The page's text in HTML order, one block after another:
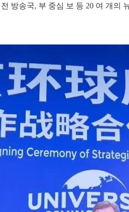
방송국, 부 중심 보 등 20 여 개의